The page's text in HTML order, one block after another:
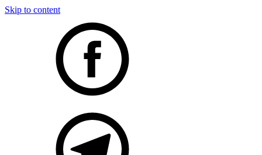
Skip to content